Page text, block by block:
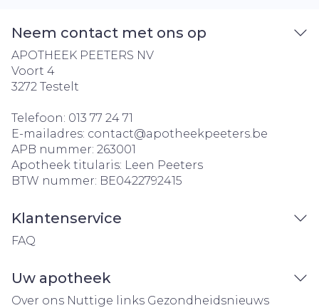
Neem contact met ons op
APOTHEEK PEETERS NV
Voort 4
3272 Testelt
Telefoon: 013 77 24 71
E-mailadres: contact@apotheekpeeters.be
APB nummer: 263001
Apotheek titularis: Leen Peeters
BTW nummer: BE0422792415
Klantenservice
FAQ
Uw apotheek
Over ons Nuttige links Gezondheidsnieuws